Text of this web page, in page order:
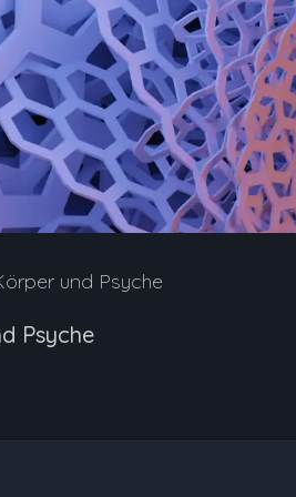
und Psyche
Psyche